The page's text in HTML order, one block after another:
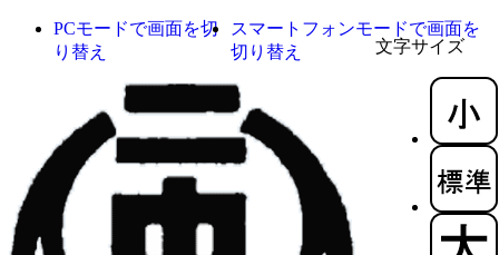
文字サイズ
PCモードで画面を切
り替え
スマートフォンモードで画面を
切り替え